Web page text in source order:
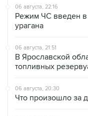
06 августа, 22:16
Режим ЧС введен в
урагана
06 августа, 21:51
В Ярославской
топливных
06 августа, 20:30
Что произошло за